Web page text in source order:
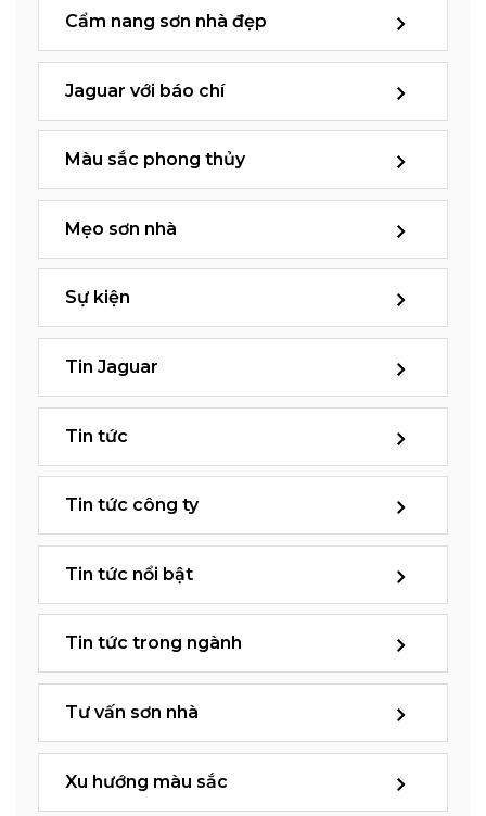
Cẩm nang sơn nhà đẹp
Jaguar với báo chí
Màu sắc phong thủy
Mẹo sơn nhà
Sự kiện
Tin Jaguar
Tin tức
Tin tức công ty
Tin tức nổi bật
Tin tức trong ngành
Tư vấn sơn nhà
Xu hướng màu sắc